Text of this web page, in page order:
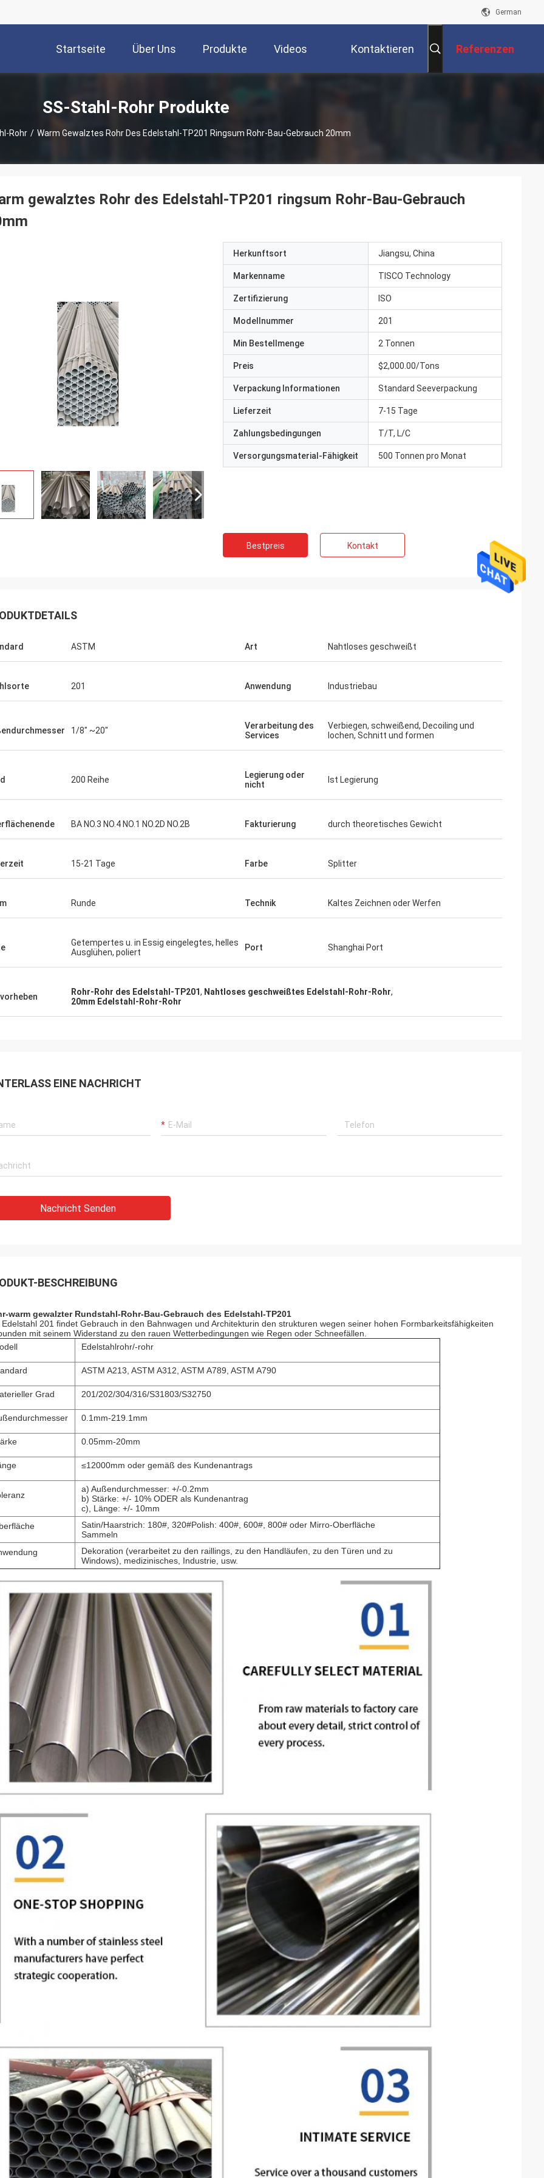
German
Startseite Über Uns Produkte Videos Kontaktieren Referenzen
SS-Stahl-Rohr Produkte
Rohr / Warm Gewalztes Rohr Des Edelstahl-TP201 Ringsum Rohr-Bau-Gebrauch 20mm
of the pipes is very good, very
pipes!
gewalztes Rohr des Edelstahl-TP201 ringsum Rohr-Bau-Gebrauch
Herkunftsort Jiangsu, China
Markenname TISCO Technology
Zertifizierung ISO
Modellnummer 201
Min Bestellmenge 2 Tonnen
Preis $2,000.00/Tons
Verpackung Informationen Standard Seeverpackung
Lieferzeit 7-15 Tage
Zahlungsbedingungen T/T, L/C
Versorgungsmaterial-Fähigkeit 500 Tonnen pro Monat
Bestpreis Kontakt
ASTM Art Nahtloses geschweißt
201 Anwendung Industriebau
1/8" ~20"
Verarbeitung des
Services
Verbiegen, schweißend, Decoiling und
lochen, Schnitt und formen
200 Reihe
Legierung oder
nicht
Ist Legierung
BA NO.3 NO.4 NO.1 NO.2D NO.2B Fakturierung durch theoretisches Gewicht
15-21 Tage Farbe Splitter
Runde Technik Kaltes Zeichnen oder Werfen
Getempertes u. in Essig eingelegtes, helles
Ausglühen, poliert
Port Shanghai Port
Rohr-Rohr des Edelstahl-TP201, Nahtloses geschweißtes Edelstahl-Rohr-Rohr,
20mm Edelstahl-Rohr-Rohr
EINE NACHRICHT
Nachricht Senden
BESCHREIBUNG
warm gewalzter Rundstahl-Rohr-Bau-Gebrauch des Edelstahl-TP201
Edelstahl 201 findet Gebrauch in den Bahnwagen und Architekturin den strukturen wegen seiner hohen Formbarkeitsfähigkeiten
mit seinem Widerstand zu den rauen Wetterbedingungen wie Regen oder Schneefällen.
Edelstahlrohr/-rohr
ASTM A213, ASTM A312, ASTM A789, ASTM A790
Grad 201/202/304/316/S31803/S32750
0.1mm-219.1mm
0.05mm-20mm
≤12000mm oder gemäß des Kundenantrags
a) Außendurchmesser: +/-0.2mm
b) Stärke: +/- 10% ODER als Kundenantrag
c), Länge: +/- 10mm
Satin/Haarstrich: 180#, 320#Polish: 400#, 600#, 800# oder Mirro-Oberfläche
Sammeln
Dekoration (verarbeitet zu den raillings, zu den Handläufen, zu den Türen und zu
Windows), medizinisches, Industrie, usw.